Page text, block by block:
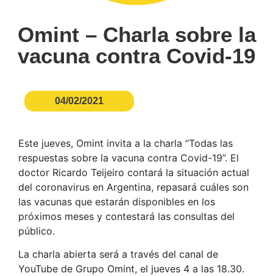
Omint – Charla sobre la
vacuna contra Covid-19
04/02/2021
Este jueves, Omint invita a la charla “Todas las
respuestas sobre la vacuna contra Covid-19”. El
doctor Ricardo Teijeiro contará la situación actual
del coronavirus en Argentina, repasará cuáles son
las vacunas que estarán disponibles en los
próximos meses y contestará las consultas del
público.
La charla abierta será a través del canal de
YouTube de Grupo Omint, el jueves 4 a las 18.30.